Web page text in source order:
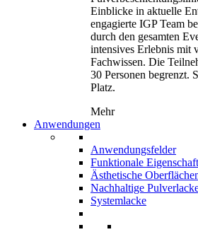
Einblicke in aktuelle
engagierte IGP Team
durch den gesamten
intensives Erlebnis mit
Fachwissen. Die
30 Personen begrenzt.
Platz.
Mehr
Anwendungen
Anwendungsfelder
Funktionale
Ästhetische
Nachhaltige
Systemlacke